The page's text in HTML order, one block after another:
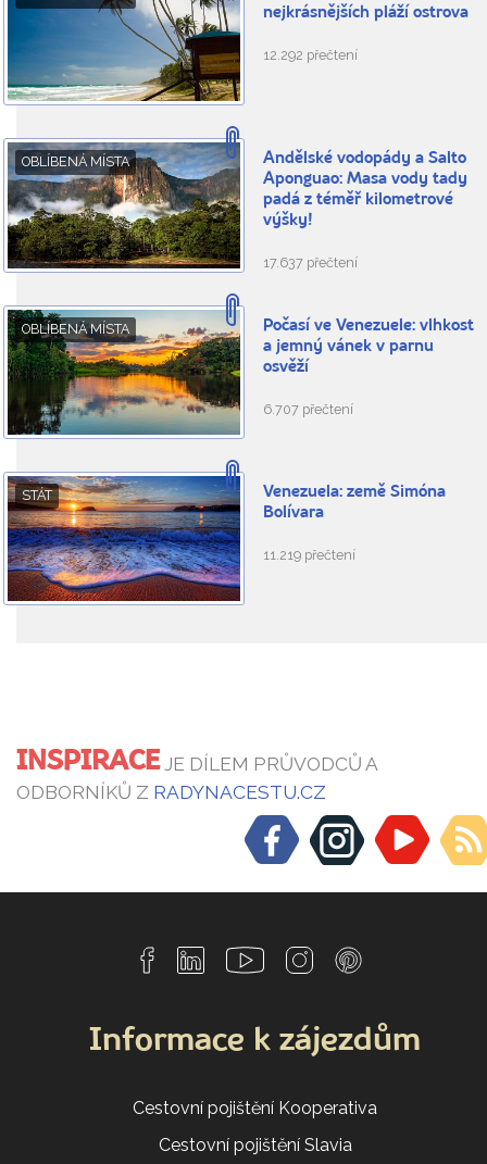
nejkrásnějších pláží ostrova
12.292 přečtení
OBLÍBENÁ MÍSTA
Andělské vodopády a Salto
Aponguao: Masa vody tady
padá z téměř kilometrové
výšky!
17.637 přečtení
OBLÍBENÁ MÍSTA
Počasí ve Venezuele: vlhkost
a jemný vánek v parnu
osvěží
6.707 přečtení
STÁT
Venezuela: země Simóna
Bolívara
11.219 přečtení
INSPIRACEJE DÍLEM PRŮVODCŮ A
ODBORNÍKŮ Z RADYNACESTU.CZ
Informace k zájezdům
Cestovní pojištění Kooperativa
Cestovní pojištění Slavia